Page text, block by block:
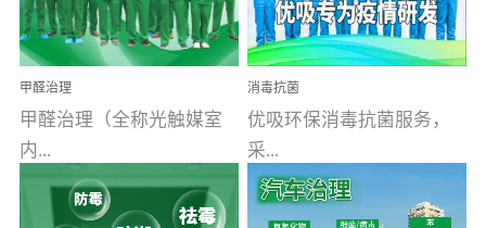
甲醛治理
甲醛治理（全称光触媒室
内...
消毒抗菌
优吸环保消毒抗菌服务，
采...